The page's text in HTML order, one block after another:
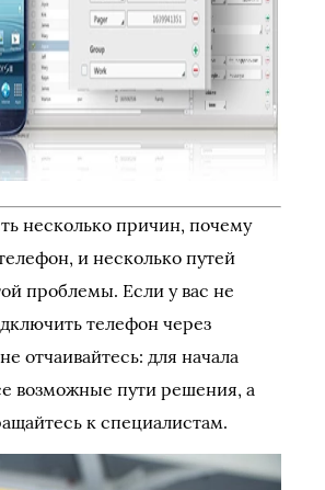
несколько причин, почему
и несколько путей
проблемы. Если у вас не
телефон через
отчаивайтесь: для начала
возможные пути решения, а
к специалистам.